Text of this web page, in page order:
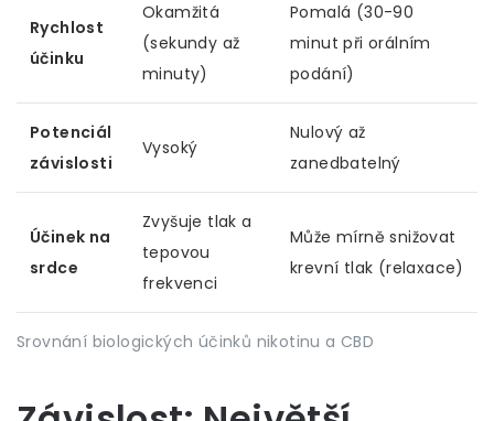
Srovnání biologických účinků nikotinu a CBD
Rychlost
účinku
Okamžitá
(sekundy až
minuty)
Pomalá (30-90
minut při orálním
podání)
Potenciál
závislosti
Vysoký
Nulový až
zanedbatelný
Účinek na
srdce
Zvyšuje tlak a
tepovou
frekvenci
Může mírně snižovat
krevní tlak (relaxace)